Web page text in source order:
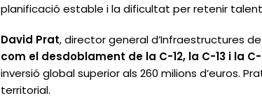
planificació estable i la dificultat per retenir
David Prat, director general d’Infraestructures
com el desdoblament de la C-12, la C-13 i la
inversió global superior als 260 milions d’euros.
territorial.